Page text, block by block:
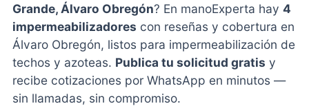
Grande, Álvaro Obregón? En manoExperta hay 4
impermeabilizadores con reseñas y cobertura en
Álvaro Obregón, listos para impermeabilización de
techos y azoteas. Publica tu solicitud gratis y
recibe cotizaciones por WhatsApp en minutos —
sin llamadas, sin compromiso.